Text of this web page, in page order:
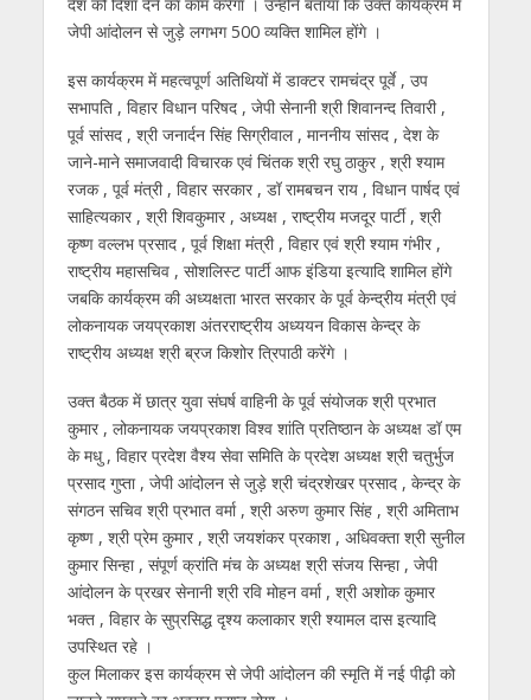
जेपी आंदोलन से जुड़े लगभग 500 व्यक्ति शामिल होंगे ।
इस कार्यक्रम में महत्वपूर्ण अतिथियों में डाक्टर रामचंद्र पूर्वे , उप
सभापति , विहार विधान परिषद , जेपी सेनानी श्री शिवानन्द तिवारी ,
पूर्व सांसद , श्री जनार्दन सिंह सिग्रीवाल , माननीय सांसद , देश के
जाने-माने समाजवादी विचारक एवं चिंतक श्री रघु ठाकुर , श्री श्याम
रजक , पूर्व मंत्री , विहार सरकार , डॉ रामबचन राय , विधान पार्षद एवं
साहित्यकार , श्री शिवकुमार , अध्यक्ष , राष्ट्रीय मजदूर पार्टी , श्री
कृष्ण वल्लभ प्रसाद , पूर्व शिक्षा मंत्री , विहार एवं श्री श्याम गंभीर ,
राष्ट्रीय महासचिव , सोशलिस्ट पार्टी आफ इंडिया इत्यादि शामिल होंगे
जबकि कार्यक्रम की अध्यक्षता भारत सरकार के पूर्व केन्द्रीय मंत्री एवं
लोकनायक जयप्रकाश अंतरराष्ट्रीय अध्ययन विकास केन्द्र के
राष्ट्रीय अध्यक्ष श्री ब्रज किशोर त्रिपाठी करेंगे ।
उक्त बैठक में छात्र युवा संघर्ष वाहिनी के पूर्व संयोजक श्री प्रभात
कुमार , लोकनायक जयप्रकाश विश्व शांति प्रतिष्ठान के अध्यक्ष डॉ एम
के मधु , विहार प्रदेश वैश्य सेवा समिति के प्रदेश अध्यक्ष श्री चतुर्भुज
प्रसाद गुप्ता , जेपी आंदोलन से जुड़े श्री चंद्रशेखर प्रसाद , केन्द्र के
संगठन सचिव श्री प्रभात वर्मा , श्री अरुण कुमार सिंह , श्री अमिताभ
कृष्ण , श्री प्रेम कुमार , श्री जयशंकर प्रकाश , अधिवक्ता श्री सुनील
कुमार सिन्हा , संपूर्ण क्रांति मंच के अध्यक्ष श्री संजय सिन्हा , जेपी
आंदोलन के प्रखर सेनानी श्री रवि मोहन वर्मा , श्री अशोक कुमार
भक्त , विहार के सुप्रसिद्ध दृश्य कलाकार श्री श्यामल दास इत्यादि
उपस्थित रहे ।
कुल मिलाकर इस कार्यक्रम से जेपी आंदोलन की स्मृति में न‌ई पीढ़ी को